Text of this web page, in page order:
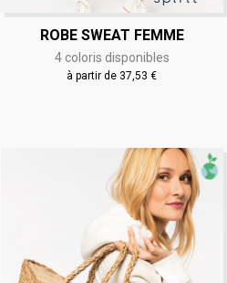
ROBE SWEAT FEMME
4 coloris disponibles
à partir de 37,53 €